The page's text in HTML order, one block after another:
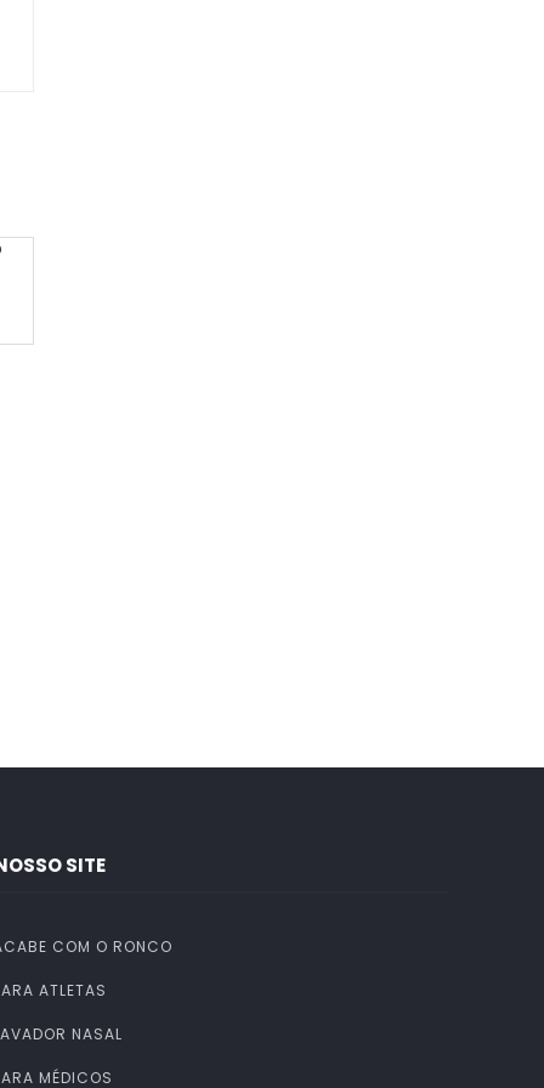
SITE
COM O RONCO
ATLETAS
NASAL
MÉDICOS